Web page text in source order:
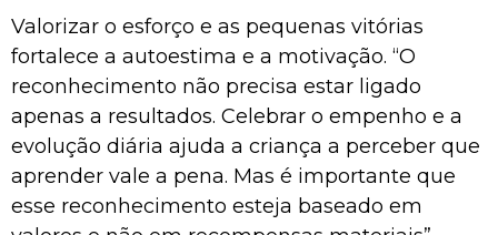
Valorizar o esforço e as pequenas vitórias
fortalece a autoestima e a motivação. “O
reconhecimento não precisa estar ligado
apenas a resultados. Celebrar o empenho e a
evolução diária ajuda a criança a perceber que
aprender vale a pena. Mas é importante que
esse reconhecimento esteja baseado em